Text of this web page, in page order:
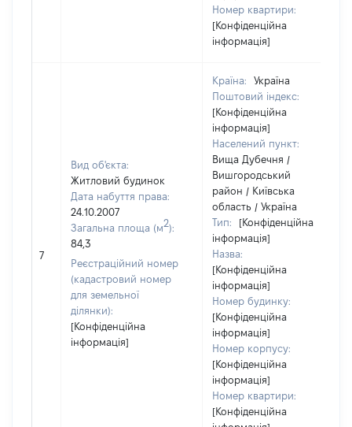
Номер квартири:
[Конфіденційна
інформація]
7
Вид об'єкта:
Житловий будинок
Дата набуття права:
24.10.2007
Загальна площа (м2):
84,3
Реєстраційний номер
(кадастровий номер
для земельної
ділянки):
[Конфіденційна
інформація]
Країна:
Україна
Поштовий індекс:
[Конфіденційна
інформація]
Населений пункт:
Вища Дубечня /
Вишгородський
район / Київська
область / Україна
Тип:
[Конфіденційна
інформація]
Назва:
[Конфіденційна
інформація]
Номер будинку:
[Конфіденційна
інформація]
Номер корпусу:
[Конфіденційна
інформація]
Номер квартири:
[Конфіденційна